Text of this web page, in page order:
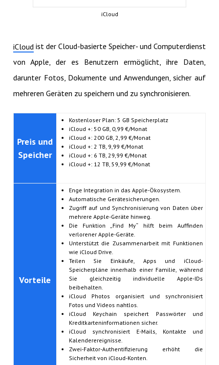
iCloud
iCloud ist der Cloud-basierte Speicher- und Computerdienst
von Apple, der es Benutzern ermöglicht, ihre Daten,
darunter Fotos, Dokumente und Anwendungen, sicher auf
mehreren Geräten zu speichern und zu synchronisieren.
Preis und
Speicher
Kostenloser Plan: 5 GB Speicherplatz
iCloud +: 50 GB, 0,99 €/Monat
iCloud +: 200 GB, 2,99 €/Monat
iCloud +: 2 TB, 9,99 €/Monat
iCloud +: 6 TB, 29,99 €/Monat
iCloud +: 12 TB, 59,99 €/Monat
Vorteile
Enge Integration in das Apple-Ökosystem.
Automatische Gerätesicherungen.
Zugriff auf und Synchronisierung von Daten über
mehrere Apple-Geräte hinweg.
Die Funktion „Find My“ hilft beim Auffinden
verlorener Apple-Geräte.
Unterstützt die Zusammenarbeit mit Funktionen
wie iCloud Drive.
Teilen Sie Einkäufe, Apps und iCloud-
Speicherpläne innerhalb einer Familie, während
Sie gleichzeitig individuelle Apple-IDs
beibehalten.
iCloud Photos organisiert und synchronisiert
Fotos und Videos nahtlos.
iCloud Keychain speichert Passwörter und
Kreditkarteninformationen sicher.
iCloud synchronisiert E-Mails, Kontakte und
Kalenderereignisse.
Zwei-Faktor-Authentifizierung erhöht die
Sicherheit von iCloud-Konten.